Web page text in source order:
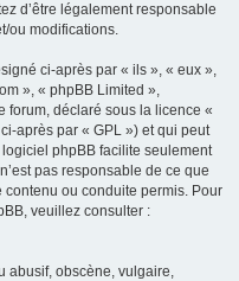
d’être légalement responsable
ou modifications.
ci-après par « ils », « eux »,
», « phpBB Limited »,
forum, déclaré sous la licence «
après par « GPL ») et qui peut
logiciel phpBB facilite seulement
pas responsable de ce que
contenu ou conduite permis. Pour
veuillez consulter :
abusif, obscène, vulgaire,